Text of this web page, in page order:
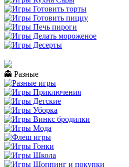
👻 Разные